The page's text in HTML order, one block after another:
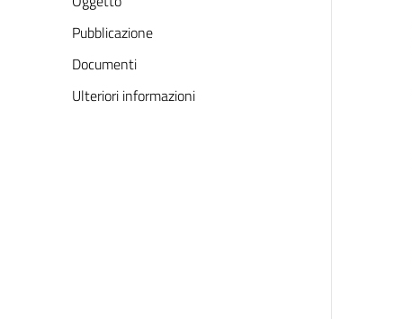
Pubblicazione
Documenti
Ulteriori informazioni